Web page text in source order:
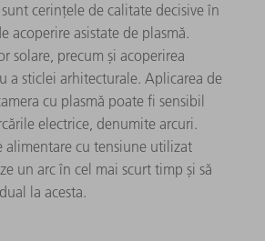
cerințele de calitate decisive în
acoperire asistate de plasmă.
solare, precum și acoperirea
a sticlei arhitecturale. Aplicarea de
cu plasmă poate fi sensibil
electrice, denumite arcuri.
alimentare cu tensiune utilizat
un arc în cel mai scurt timp și să
la acesta.